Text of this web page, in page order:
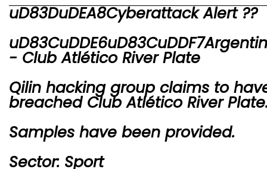
uD83DuDEA8Cyberattack Alert ??
- Club Atlético River Plate
Qilin hacking group claims to
breached Club Atlético River
Samples have been provided.
Sector: Sport